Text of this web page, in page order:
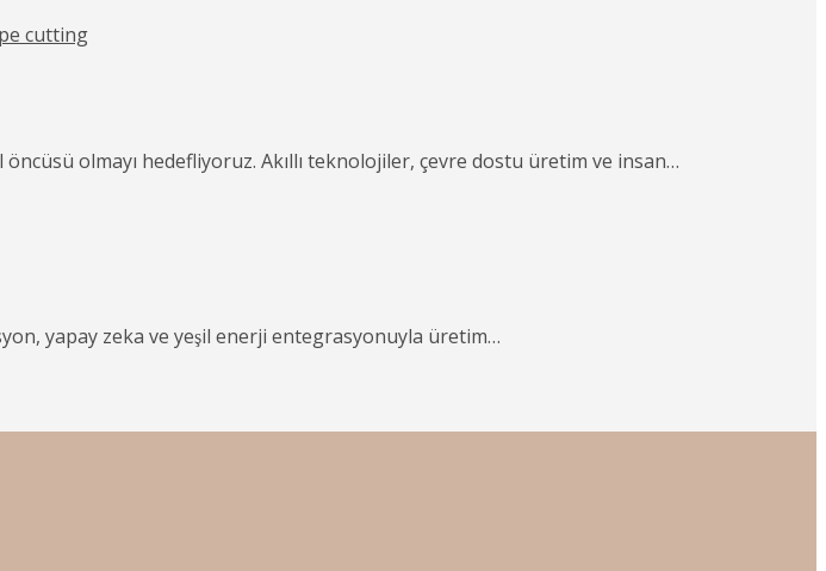
cutting
olmayı hedefliyoruz. Akıllı teknolojiler, çevre dostu üretim ve insan…
yapay zeka ve yeşil enerji entegrasyonuyla üretim…